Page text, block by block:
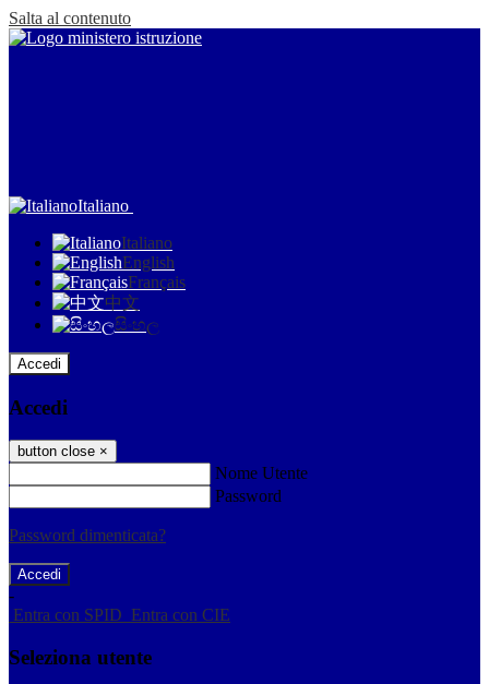
Salta al contenuto
Italiano
Italiano
English
Français
中文
සිංහල
Accedi
Accedi
button close ×
Nome Utente
Password
Password dimenticata?
-
Entra con SPID Entra con CIE
Seleziona utente